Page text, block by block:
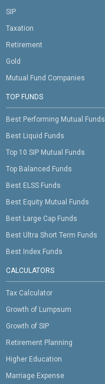
SIP
Taxation
Retirement
Gold
Mutual Fund Companies
TOP FUNDS
Best Performing Mutual Funds
Best Liquid Funds
Top 10 SIP Mutual Funds
Top Balanced Funds
Best ELSS Funds
Best Equity Mutual Funds
Best Large Cap Funds
Best Ultra Short Term Funds
Best Index Funds
CALCULATORS
Tax Calculator
Growth of Lumpsum
Growth of SIP
Retirement Planning
Higher Education
Marriage Expense